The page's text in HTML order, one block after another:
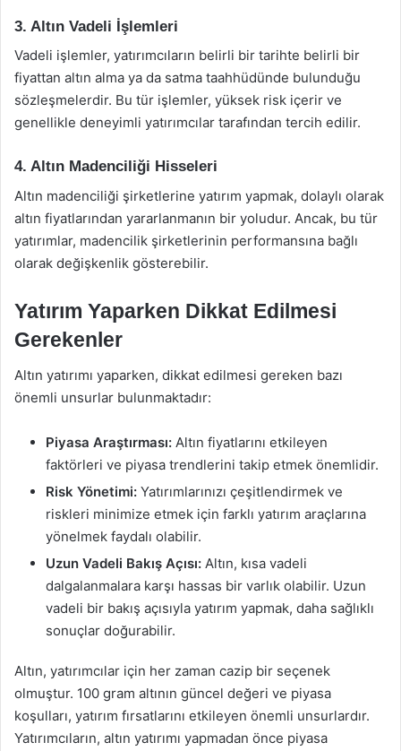
3. Altın Vadeli İşlemleri
Vadeli işlemler, yatırımcıların belirli bir tarihte belirli bir
fiyattan altın alma ya da satma taahhüdünde bulunduğu
sözleşmelerdir. Bu tür işlemler, yüksek risk içerir ve
genellikle deneyimli yatırımcılar tarafından tercih edilir.
4. Altın Madenciliği Hisseleri
Altın madenciliği şirketlerine yatırım yapmak, dolaylı olarak
altın fiyatlarından yararlanmanın bir yoludur. Ancak, bu tür
yatırımlar, madencilik şirketlerinin performansına bağlı
olarak değişkenlik gösterebilir.
Yatırım Yaparken Dikkat Edilmesi
Gerekenler
Altın yatırımı yaparken, dikkat edilmesi gereken bazı
önemli unsurlar bulunmaktadır:
Piyasa Araştırması: Altın fiyatlarını etkileyen
faktörleri ve piyasa trendlerini takip etmek önemlidir.
Risk Yönetimi: Yatırımlarınızı çeşitlendirmek ve
riskleri minimize etmek için farklı yatırım araçlarına
yönelmek faydalı olabilir.
Uzun Vadeli Bakış Açısı: Altın, kısa vadeli
dalgalanmalara karşı hassas bir varlık olabilir. Uzun
vadeli bir bakış açısıyla yatırım yapmak, daha sağlıklı
sonuçlar doğurabilir.
Altın, yatırımcılar için her zaman cazip bir seçenek
olmuştur. 100 gram altının güncel değeri ve piyasa
koşulları, yatırım fırsatlarını etkileyen önemli unsurlardır.
Yatırımcıların, altın yatırımı yapmadan önce piyasa